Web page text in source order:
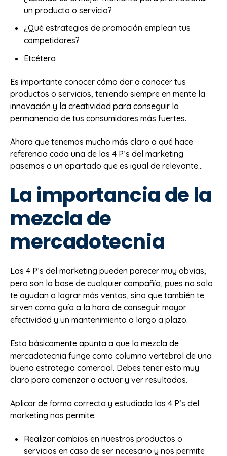
un producto o servicio?
¿Qué estrategias de promoción emplean tus
competidores?
Etcétera
Es importante conocer cómo dar a conocer tus
productos o servicios, teniendo siempre en mente la
innovación y la creatividad para conseguir la
permanencia de tus consumidores más fuertes.
Ahora que tenemos mucho más claro a qué hace
referencia cada una de las 4 P’s del marketing
pasemos a un apartado que es igual de relevante…
La importancia de la
mezcla de
mercadotecnia
Las 4 P’s del marketing pueden parecer muy obvias,
pero son la base de cualquier compañía, pues no solo
te ayudan a lograr más ventas, sino que también te
sirven como guía a la hora de conseguir mayor
efectividad y un mantenimiento a largo a plazo.
Esto básicamente apunta a que la mezcla de
mercadotecnia funge como columna vertebral de una
buena estrategia comercial. Debes tener esto muy
claro para comenzar a actuar y ver resultados.
Aplicar de forma correcta y estudiada las 4 P’s del
marketing nos permite:
Realizar cambios en nuestros productos o
servicios en caso de ser necesario y nos permite